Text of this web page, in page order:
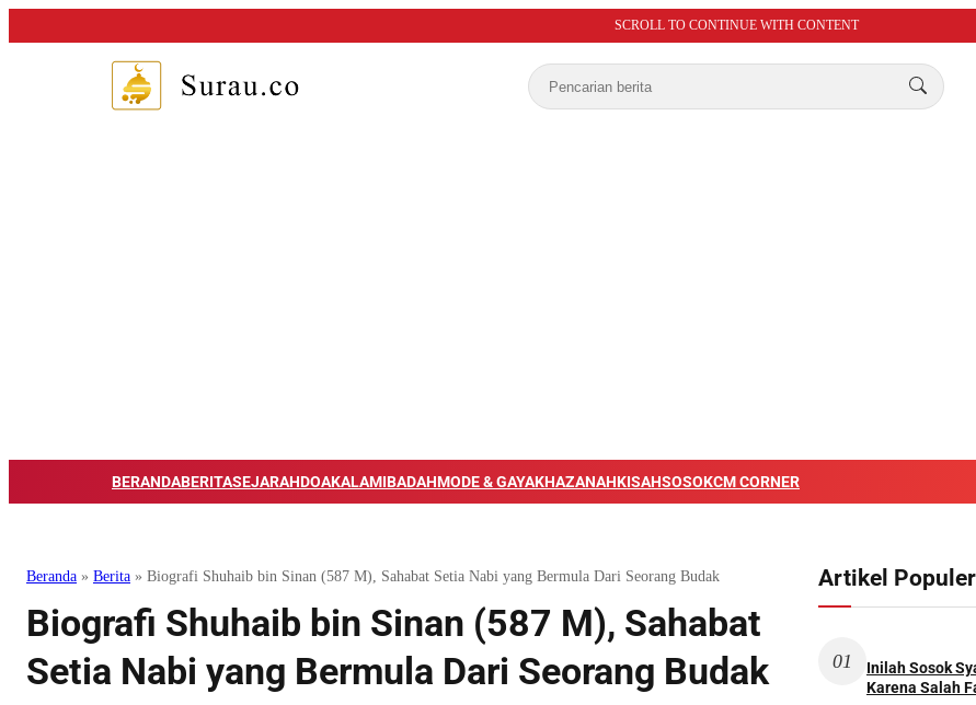
SCROLL TO CONTINUE WITH CONTENT
BERANDABERITASEJARAHDOAKALAMIBADAHMODE & GAYAKHAZANAHKISAHSOSOKCM CORNER
Beranda » Berita » Biografi Shuhaib bin Sinan (587 M), Sahabat Setia Nabi yang Bermula Dari Seorang Budak
Biografi Shuhaib bin Sinan (587 M), Sahabat
Setia Nabi yang Bermula Dari Seorang Budak
Artikel Populer
01
Inilah Sosok
Karena Salah